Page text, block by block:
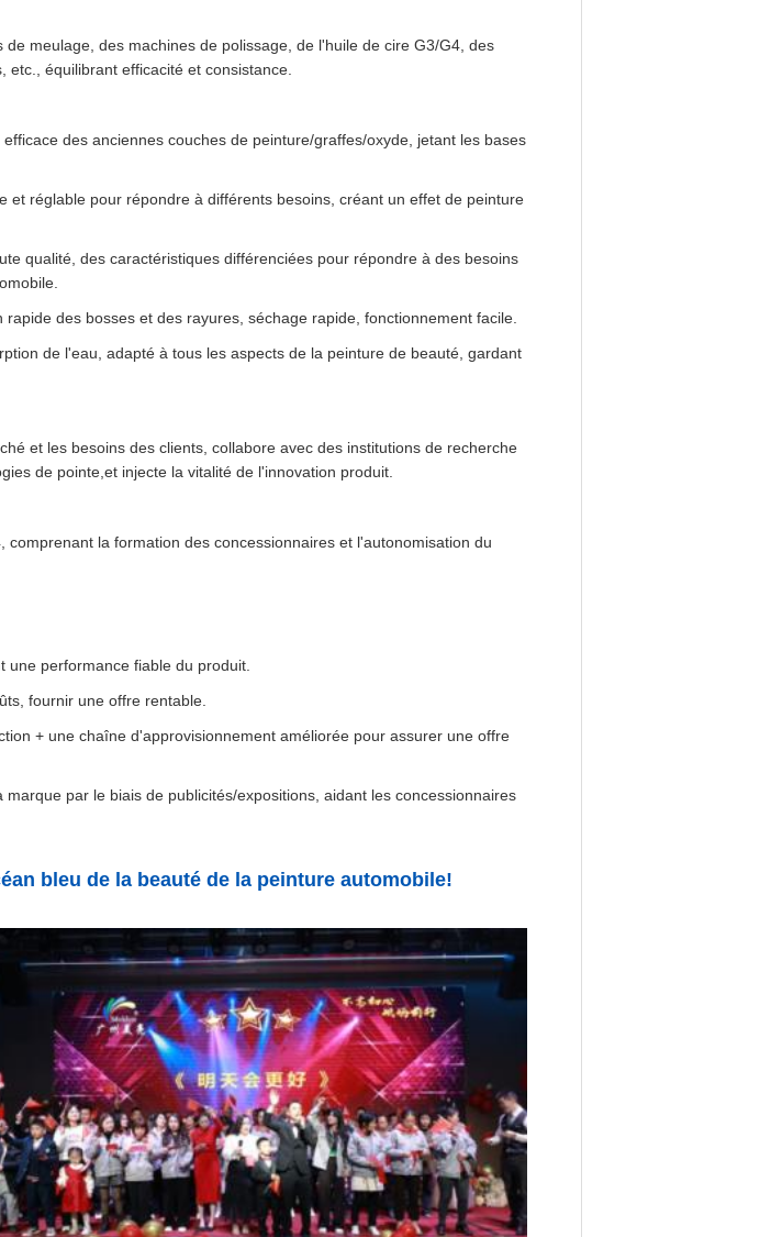
meulage, des machines de polissage, de l'huile de cire G3/G4, des
équilibrant efficacité et consistance.
des anciennes couches de peinture/graffes/oxyde, jetant les bases
et réglable pour répondre à différents besoins, créant un effet de peinture
qualité, des caractéristiques différenciées pour répondre à des besoins
des bosses et des rayures, séchage rapide, fonctionnement facile.
de l'eau, adapté à tous les aspects de la peinture de beauté, gardant
et les besoins des clients, collabore avec des institutions de recherche
de pointe,et injecte la vitalité de l'innovation produit.
la formation des concessionnaires et l'autonomisation du
une performance fiable du produit.
fournir une offre rentable.
+ une chaîne d'approvisionnement améliorée pour assurer une offre
par le biais de publicités/expositions, aidant les concessionnaires
bleu de la beauté de la peinture automobile!